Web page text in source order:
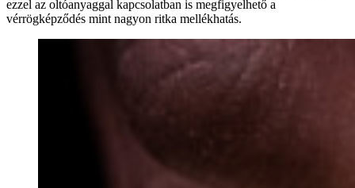
ezzel az oltóanyaggal kapcsolatban is megfigyelhető a
vérrögképződés mint nagyon ritka mellékhatás.